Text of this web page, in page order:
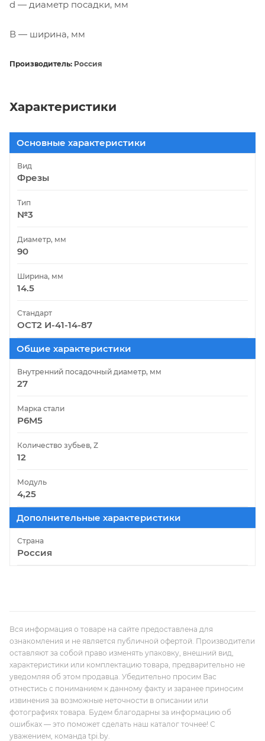
d — диаметр посадки, мм
В — ширина, мм
Производитель: Россия
Характеристики
Основные характеристики
Вид
Фрезы
Тип
№3
Диаметр, мм
90
Ширина, мм
14.5
Стандарт
ОСТ2 И-41-14-87
Общие характеристики
Внутренний посадочный диаметр, мм
27
Марка стали
Р6М5
Количество зубьев, Z
12
Модуль
4,25
Дополнительные характеристики
Страна
Россия
Вся информация о товаре на сайте предоставлена для
ознакомления и не является публичной офертой. Производители
оставляют за собой право изменять упаковку, внешний вид,
характеристики или комплектацию товара, предварительно не
уведомляя об этом продавца. Убедительно просим Вас
отнестись с пониманием к данному факту и заранее приносим
извинения за возможные неточности в описании или
фотографиях товара. Будем благодарны за информацию об
ошибках — это поможет сделать наш каталог точнее! С
уважением, команда tpi.by.